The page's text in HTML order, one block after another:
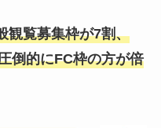
観覧募集枠が7割、
倒的にFC枠の方が倍